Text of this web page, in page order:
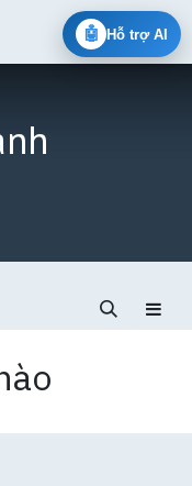
🤖 Hỗ trợ AI